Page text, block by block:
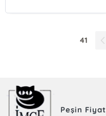
41
Peşin